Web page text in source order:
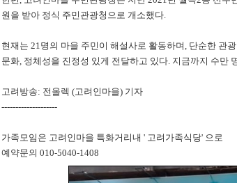
원을 받아 정식 주민관광청으로 개소했다.
현재는 21명의 마을 주민이 해설사로 활동하며, 단순한 관
문화, 정체성을 진정성 있게 전달하고 있다. 지금까지 수만
고려방송: 전올렉 (고려인마을) 기자
--------------------
가족모임은 고려인마을 특화거리내 ' 고려가족식당' 으로
예약문의 010-5040-1408